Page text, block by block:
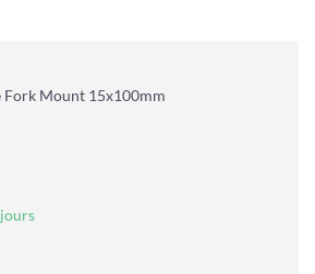
Fork Mount 15x100mm